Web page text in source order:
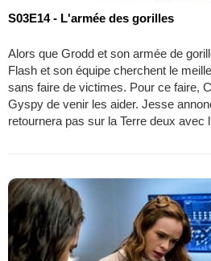
S03E14 - L'armée des gorilles
Alors que Grodd et son armée de
Flash et son équipe cherchent le
sans faire de victimes. Pour ce faire,
Gyspy de venir les aider. Jesse
retournera pas sur la Terre deux avec